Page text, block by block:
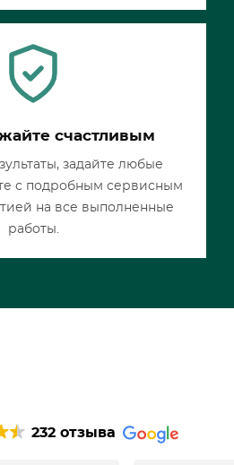
счастливым
задайте любые
с подробным сервисным
на все выполненные
работы.
232 отзыва